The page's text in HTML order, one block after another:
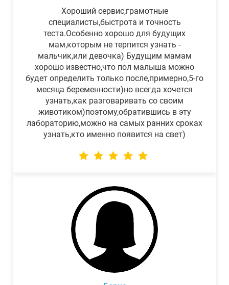
Хороший сервис,грамотные
специалисты,быстрота и точность
теста.Особенно хорошо для будущих
мам,которым не терпится узнать -
мальчик,или девочка) Будущим мамам
хорошо известно,что пол малыша можно
будет определить только после,примерно,5-го
месяца беременности)но всегда хочется
узнать,как разговаривать со своим
животиком)поэтому,обратившись в эту
лабораторию,можно на самых ранних сроках
узнать,кто именно появится на свет)